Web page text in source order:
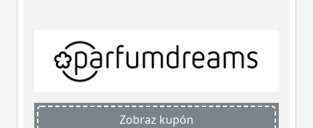
Zobraz kupón